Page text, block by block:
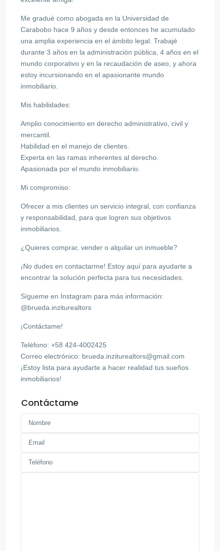
Me gradué como abogada en la Universidad de
Carabobo hace 9 años y desde entonces he acumulado
una amplia experiencia en el ámbito legal. Trabajé
durante 3 años en la administración pública, 4 años en el
mundo corporativo y en la recaudación de aseo, y ahora
estoy incursionando en el apasionante mundo
inmobiliario.
Mis habilidades:
Amplio conocimiento en derecho administrativo, civil y
mercantil.
Habilidad en el manejo de clientes.
Experta en las ramas inherentes al derecho.
Apasionada por el mundo inmobiliario.
Mi compromiso:
Ofrecer a mis clientes un servicio integral, con confianza
y responsabilidad, para que logren sus objetivos
inmobiliarios.
¿Quieres comprar, vender o alquilar un inmueble?
¡No dudes en contactarme! Estoy aquí para ayudarte a
encontrar la solución perfecta para tus necesidades.
Sígueme en Instagram para más información:
@brueda.inziturealtors
¡Contáctame!
Teléfono: +58 424-4002425
Correo electrónico: brueda.inziturealtors@gmail.com
¡Estoy lista para ayudarte a hacer realidad tus sueños
inmobiliarios!
Contáctame